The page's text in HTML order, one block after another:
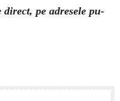
di­rect, pe adresele pu­